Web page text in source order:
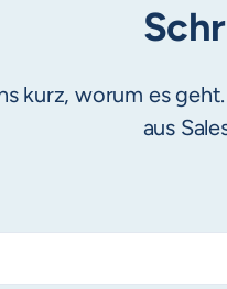
kurz, worum es
aus